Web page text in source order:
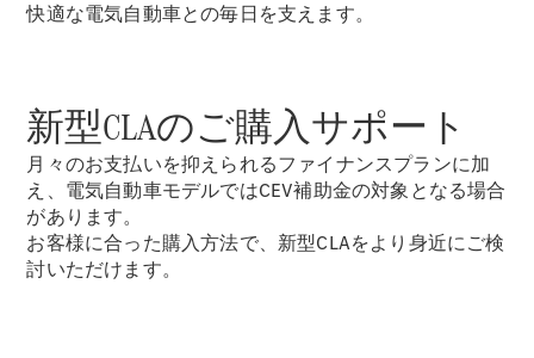
認定中古車
フェア・イ
ベント キャ
ンペーン
ファイナン
ス(リース/
ローン)
法人のお客
快適な電気自動車との毎日を支えます。
新型CLAのご購入サポート
月々のお支払いを抑えられるファイナンスプランに加
え、電気自動車モデルではCEV補助金の対象となる場合
があります。
お客様に合った購入方法で、新型CLAをより身近にご検
討いただけます。